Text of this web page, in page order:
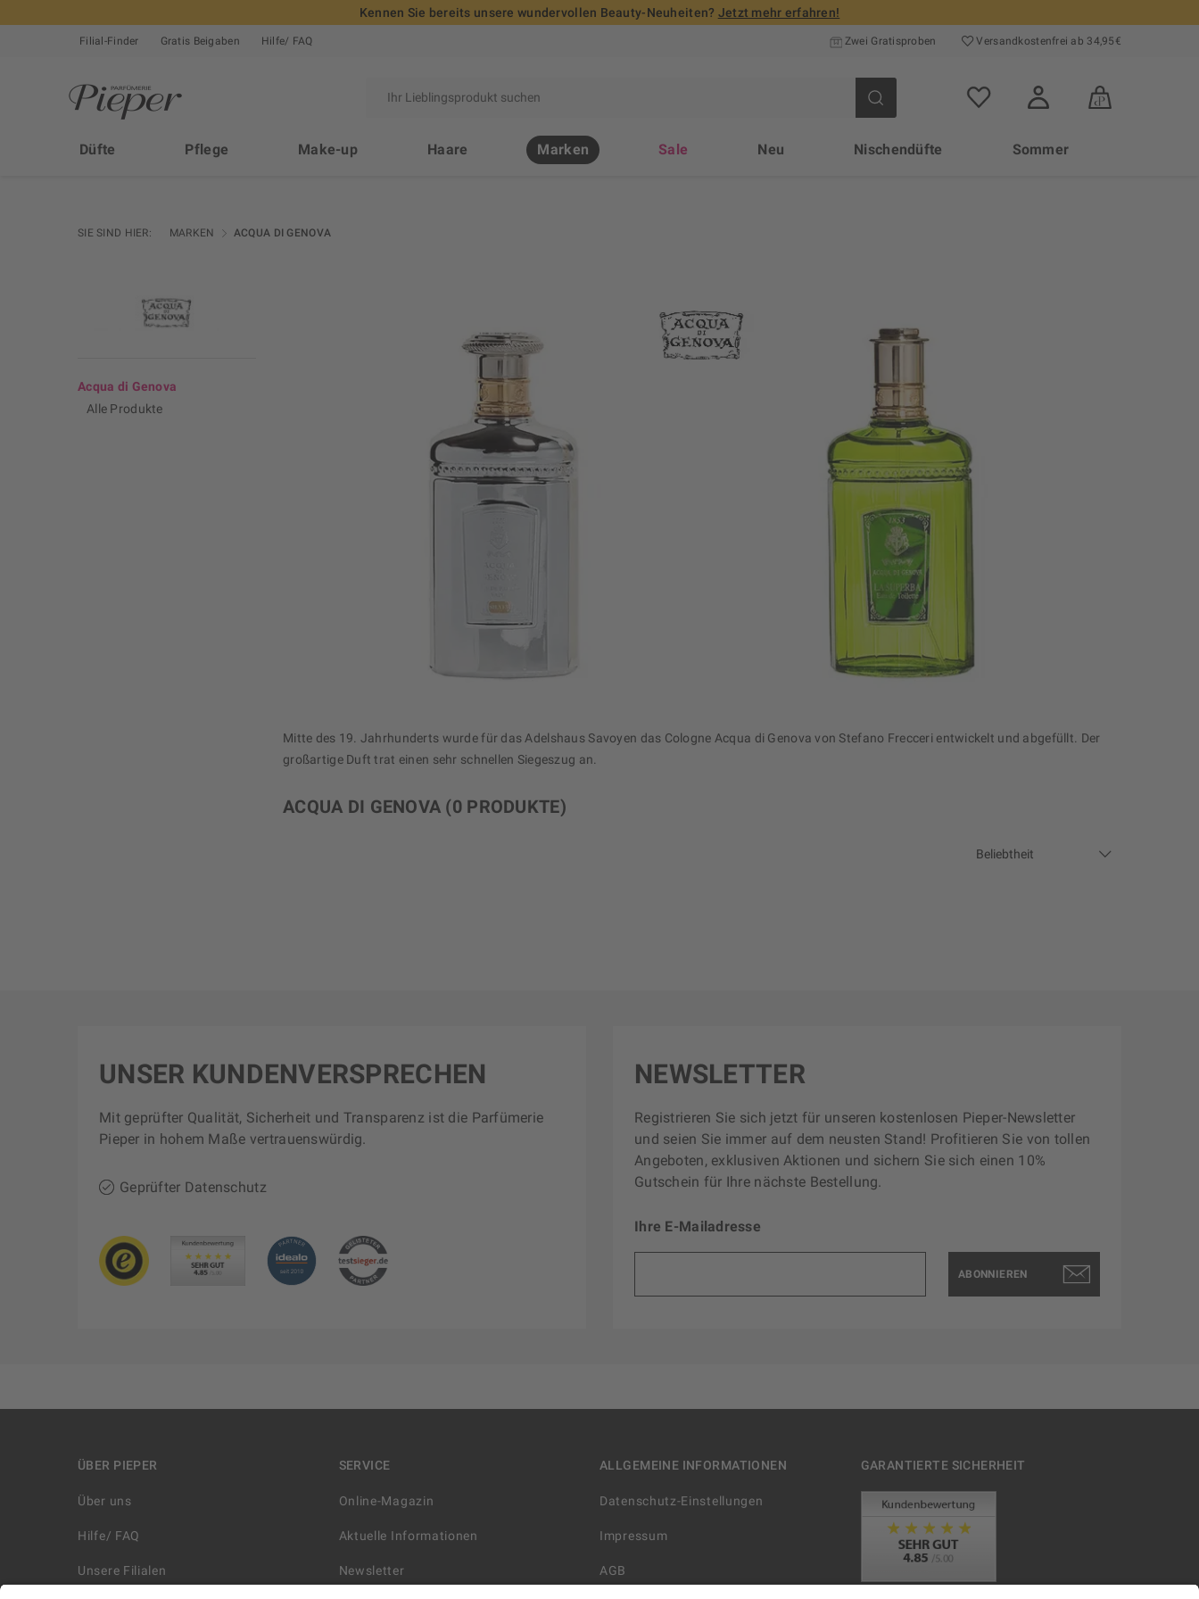
Kennen Sie bereits unsere wundervollen Beauty-Neuheiten? Jetzt mehr erfahren!
Filial-Finder Gratis Beigaben Hilfe/ FAQ Zwei Gratisproben Versand­kosten­frei ab 34,95€
Düfte Pflege Make-up Haare Marken Sale Neu Nischendüfte Sommer
SIE SIND HIER: MARKEN ACQUA DI GENOVA
Acqua di Genova
Alle Produkte
Mitte des 19. Jahrhunderts wurde für das Adelshaus Savoyen das Cologne Acqua di Genova von Stefano Frecceri entwickelt und abgefüllt. Der
großartige Duft trat einen sehr schnellen Siegeszug an.
ACQUA DI GENOVA (0 PRODUKTE)
NEWSLETTER
Registrieren Sie sich jetzt für unseren kostenlosen Pieper-Newsletter
und seien Sie immer auf dem neusten Stand! Profitieren Sie von tollen
Angeboten, exklusiven Aktionen und sichern Sie sich einen 10%
Gutschein für Ihre nächste Bestellung.
Ihre E-Mailadresse
ABONNIEREN
UNSER KUNDENVERSPRECHEN
Mit geprüfter Qualität, Sicherheit und Transparenz ist die Parfümerie
Pieper in hohem Maße vertrauenswürdig.
Geprüfter Datenschutz
ÜBER PIEPER
Über uns
Hilfe/ FAQ
Unsere Filialen
SERVICE
Online-Magazin
Aktuelle Informationen
Newsletter
ALLGEMEINE INFORMATIONEN
Datenschutz-Einstellungen
Impressum
AGB
GARANTIERTE SICHERHEIT